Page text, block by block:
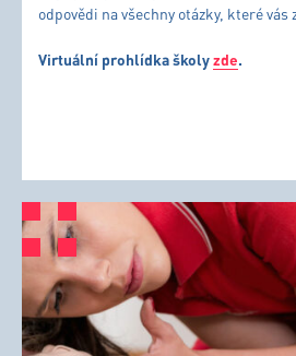
odpovědi na všechny otázky, které vás
Virtuální prohlídka školyzde.